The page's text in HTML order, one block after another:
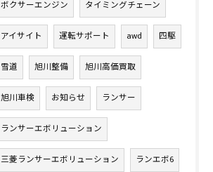
ボクサーエンジン タイミングチェーン
アイサイト 運転サポート awd 四駆
雪道 旭川整備 旭川高価買取
旭川車検 お知らせ ランサー
ランサーエボリューション
三菱ランサーエボリューション ランエボ6